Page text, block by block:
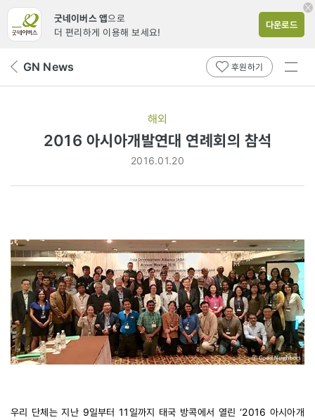
굿네이버스 앱으로
더 편리하게 이용해 보세요!
다운로드
뒤 GN News 후원하기
전체
해외
2016 아시아개발연대 연례회의 참석
2016.01.20
우리 단체는 지난 9일부터 11일까지 태국 방콕에서 열린 ‘2016 아시아개